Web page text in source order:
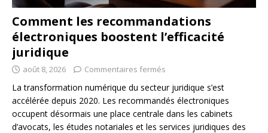
Comment les recommandations
électroniques boostent l’efficacité
juridique
août 8, 2026 Commentaires fermés
La transformation numérique du secteur juridique s’est
accélérée depuis 2020. Les recommandés électroniques
occupent désormais une place centrale dans les cabinets
d’avocats, les études notariales et les services juridiques des